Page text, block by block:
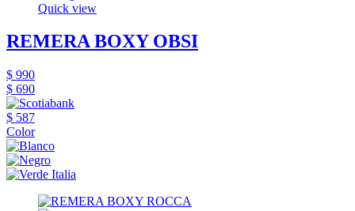
Quick view
REMERA BOXY OBSI
$ 990
$ 690
$ 587
Color